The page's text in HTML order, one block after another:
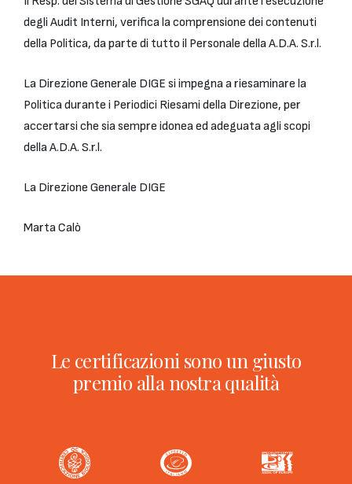
degli Audit Interni, verifica la comprensione dei contenuti
della Politica, da parte di tutto il Personale della A.D.A. S.r.l.
La Direzione Generale DIGE si impegna a riesaminare la
Politica durante i Periodici Riesami della Direzione, per
accertarsi che sia sempre idonea ed adeguata agli scopi
della A.D.A. S.r.l.
La Direzione Generale DIGE
Marta Calò
Le certificazioni sono un giusto
premio alla nostra qualità